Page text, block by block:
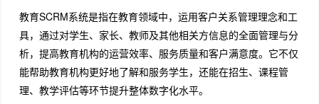
教育SCRM系统是指在教育领域中，运用客户关系管理理念和工
具，通过对学生、家长、教师及其他相关方信息的全面管理与分
析，提高教育机构的运营效率、服务质量和客户满意度。它不仅
能帮助教育机构更好地了解和服务学生，还能在招生、课程管
理、教学评估等环节提升整体数字化水平。